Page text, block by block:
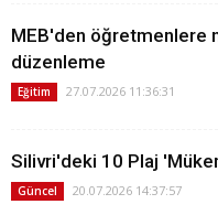
MEB'den öğretmenlere
düzenleme
Eğitim 27.07.2026 11:36:31
Silivri'deki 10 Plaj
Güncel 20.07.2026 14:37:57